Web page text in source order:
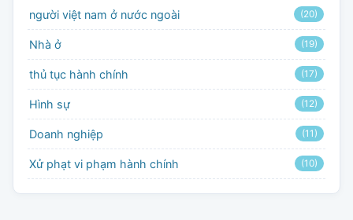
người việt nam ở nước ngoài (20)
Nhà ở (19)
thủ tục hành chính (17)
Hình sự (12)
Doanh nghiệp (11)
Xử phạt vi phạm hành chính (10)